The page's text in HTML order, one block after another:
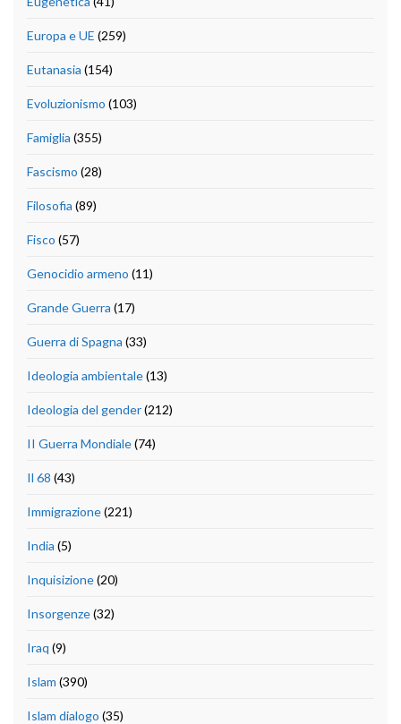
Europa e UE (259)
Eutanasia (154)
Evoluzionismo (103)
Famiglia (355)
Fascismo (28)
Filosofia (89)
Fisco (57)
Genocidio armeno (11)
Grande Guerra (17)
Guerra di Spagna (33)
Ideologia ambientale(13)
Ideologia del gender(212)
II Guerra Mondiale(74)
Il 68 (43)
Immigrazione(221)
India (5)
Inquisizione(20)
Insorgenze(32)
Iraq (9)
Islam (390)
Islam dialogo (35)